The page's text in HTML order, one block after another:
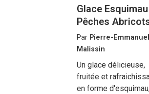
Glace Esquimau
Pêches
Par Pierre-Emmanuel
Malissin
Un glace délicieuse,
fruitée et
en forme